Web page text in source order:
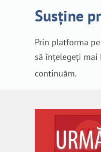
Susține
Prin platforma
să înțelegeți mai
continuăm.